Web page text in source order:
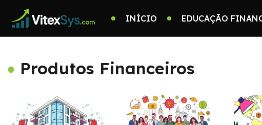
INÍCIO EDUCAÇÃO
Produtos Financeiros